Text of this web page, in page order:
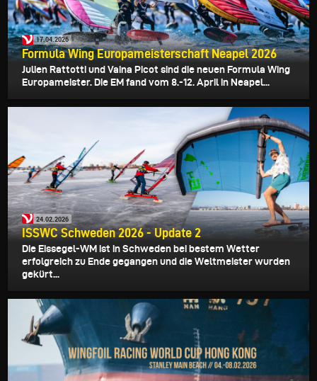
17.04.2026
Formula Wing Europameisterschaft Neapel 2026
Julien Rattotti und Vaina Picot sind die neuen Formula Wing
Europameister. Die EM fand vom 8.-12. April in Neapel...
24.02.2026
ISSWC Schweden 2026 - Update 2
Die Eissegel-WM ist in Schweden bei bestem Wetter
erfolgreich zu Ende gegangen und die Weltmeister wurden
gekürt...